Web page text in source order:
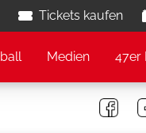
Tickets kaufen
Medien 47er